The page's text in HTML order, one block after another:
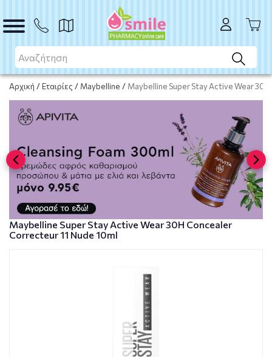
Αρχική /Εταιρίες / Maybelline / Maybelline Super Stay Active Wear
ΑΓΟΡΑ
Maybelline Super Stay Active Wear 30H Concealer
Correcteur 11 Nude 10ml